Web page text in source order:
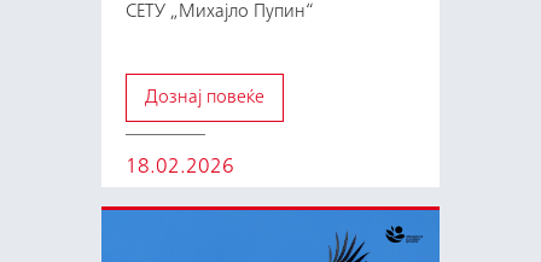
СЕТУ „Михајло Пупин“
Дознај повеќе
18.02.2026